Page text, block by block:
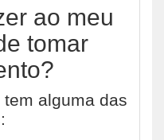
ao meu
tomar
alguma das